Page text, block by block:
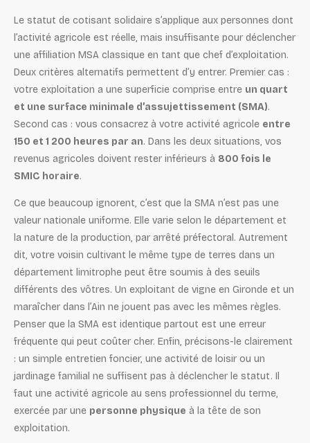
Le statut de cotisant solidaire s’applique aux personnes dont
l’activité agricole est réelle, mais insuffisante pour déclencher
une affiliation MSA classique en tant que chef d’exploitation.
Deux critères alternatifs permettent d’y entrer. Premier cas :
votre exploitation a une superficie comprise entre un quart
et une surface minimale d’assujettissement (SMA).
Second cas : vous consacrez à votre activité agricole entre
150 et 1 200 heures par an. Dans les deux situations, vos
revenus agricoles doivent rester inférieurs à 800 fois le
SMIC horaire.
Ce que beaucoup ignorent, c’est que la SMA n’est pas une
valeur nationale uniforme. Elle varie selon le département et
la nature de la production, par arrêté préfectoral. Autrement
dit, votre voisin cultivant le même type de terres dans un
département limitrophe peut être soumis à des seuils
différents des vôtres. Un exploitant de vigne en Gironde et un
maraîcher dans l’Ain ne jouent pas avec les mêmes règles.
Penser que la SMA est identique partout est une erreur
fréquente qui peut coûter cher. Enfin, précisons-le clairement
: un simple entretien foncier, une activité de loisir ou un
jardinage familial ne suffisent pas à déclencher le statut. Il
faut une activité agricole au sens professionnel du terme,
exercée par une personne physique à la tête de son
exploitation.